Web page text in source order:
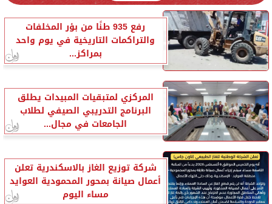
رفع 935 طنًا من بؤر المخلفات
والتراكمات التاريخية في يوم واحد
بمراكز...
المركزي لمتبقيات المبيدات يطلق
البرنامج التدريبي الصيفي لطلاب
الجامعات في مجال...
شركة توزيع الغاز بالاسكندرية تعلن
أعمال صيانة بمحور المحمودية العوايد
مساء اليوم